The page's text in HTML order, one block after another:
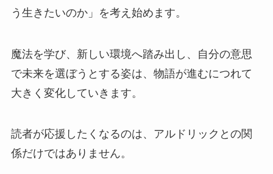
う生きたいのか」を考え始めます。
魔法を学び、新しい環境へ踏み出し、自分の意思
で未来を選ぼうとする姿は、物語が進むにつれて
大きく変化していきます。
読者が応援したくなるのは、アルドリックとの関
係だけではありません。